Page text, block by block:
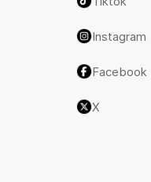
Instagram
Facebook
X